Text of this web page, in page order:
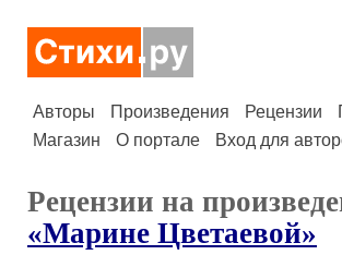
Авторы Произведения Рецензии
Магазин
О портале Вход для
Рецензии на
«Марине Цветаевой»